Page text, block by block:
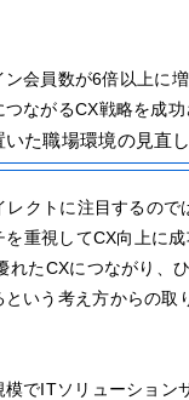
ン会員数が6倍以上に
ながるCX戦略を成功
た職場環境の見直し
レクトに注目するので
重視してCX向上に
れたCXにつながり、
いう考え方からの取
でITソリューション